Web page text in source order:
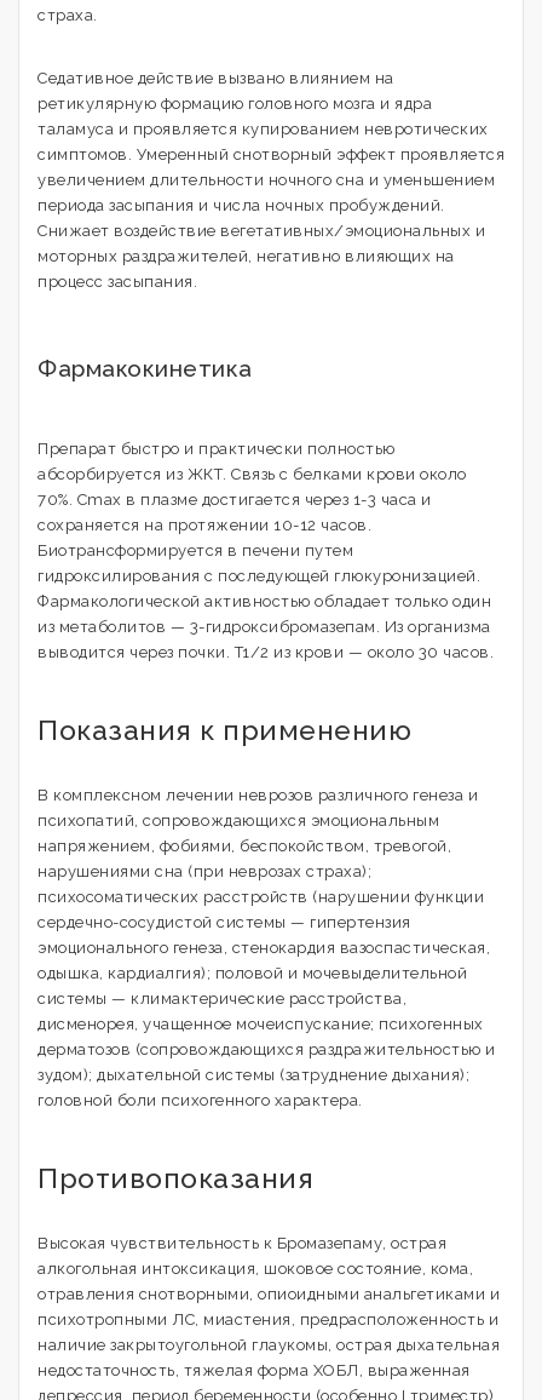
страха.
Седативное действие вызвано влиянием на
ретикулярную формацию головного мозга и ядра
таламуса и проявляется купированием невротических
симптомов. Умеренный снотворный эффект проявляется
увеличением длительности ночного сна и уменьшением
периода засыпания и числа ночных пробуждений.
Снижает воздействие вегетативных/эмоциональных и
моторных раздражителей, негативно влияющих на
процесс засыпания.
Фармакокинетика
Препарат быстро и практически полностью
абсорбируется из ЖКТ. Связь с белками крови около
70%. Cmax в плазме достигается через 1-3 часа и
сохраняется на протяжении 10-12 часов.
Биотрансформируется в печени путем
гидроксилирования с последующей глюкуронизацией.
Фармакологической активностью обладает только один
из метаболитов — 3-гидроксибромазепам. Из организма
выводится через почки. T1/2 из крови — около 30 часов.
Показания к применению
В комплексном лечении неврозов различного генеза и
психопатий, сопровождающихся эмоциональным
напряжением, фобиями, беспокойством, тревогой,
нарушениями сна (при неврозах страха);
психосоматических расстройств (нарушении функции
сердечно-сосудистой системы — гипертензия
эмоционального генеза, стенокардия вазоспастическая,
одышка, кардиалгия); половой и мочевыделительной
системы — климактерические расстройства,
дисменорея, учащенное мочеиспускание; психогенных
дерматозов (сопровождающихся раздражительностью и
зудом); дыхательной системы (затруднение дыхания);
головной боли психогенного характера.
Противопоказания
Высокая чувствительность к Бромазепаму, острая
алкогольная интоксикация, шоковое состояние, кома,
отравления снотворными, опиоидными анальгетиками и
психотропными ЛС, миастения, предрасположенность и
наличие закрытоугольной глаукомы, острая дыхательная
недостаточность, тяжелая форма ХОБЛ, выраженная
депрессия, период беременности (особенно I триместр)